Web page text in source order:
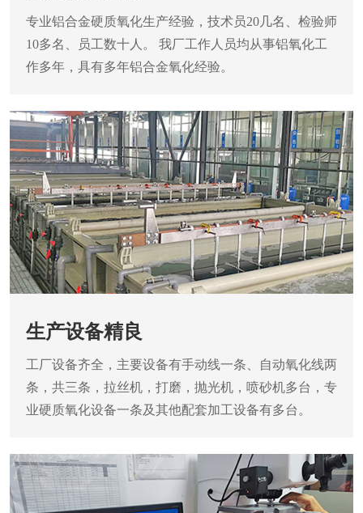
专业铝合金硬质氧化生产经验，技术员20几名、检验师
10多名、员工数十人。 我厂工作人员均从事铝氧化工
作多年，具有多年铝合金氧化经验。
生产设备精良
工厂设备齐全，主要设备有手动线一条、自动氧化线两
条，共三条，拉丝机，打磨，抛光机，喷砂机多台，专
业硬质氧化设备一条及其他配套加工设备有多台。